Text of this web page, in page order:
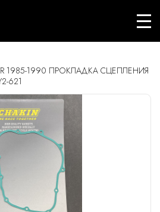
1985-1990 ПРОКЛАДКА СЦЕПЛЕНИЯ
621